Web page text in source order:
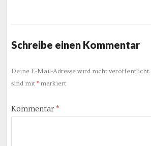
Schreibe einen Kommentar
Deine E-Mail-Adresse wird nicht veröffentlicht.
sind mit *markiert
Kommentar *